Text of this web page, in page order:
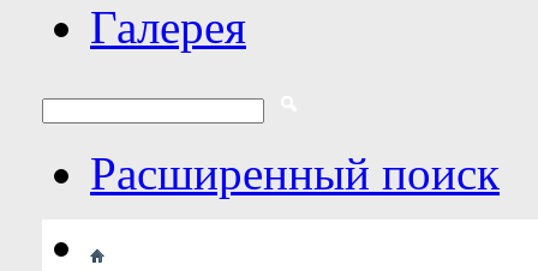
Галерея
Расширенный поиск